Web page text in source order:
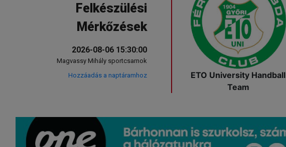
Felkészülési
Mérkőzések
2026-08-06 15:30:00
Magvassy Mihály sportcsarnok
Hozzáadás a naptáramhoz
ETO University Handball
Team